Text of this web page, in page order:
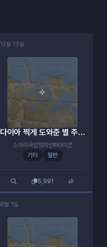
12월 13일
다이아 찍게 도와준 별 주준선
소머리국밥챔피언#KR1
기타
일반
5,991
8월 1일